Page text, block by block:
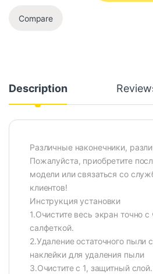
Compare
Description
Различные наконечники,
Пожалуйста, приобретите
модели или связаться со
клиентов!
Инструкция установки
1.Очистите весь экран точно
салфеткой.
2.Удаление остаточного
наклейки для удаления пыли
3.Очистите с 1, защитный слой.